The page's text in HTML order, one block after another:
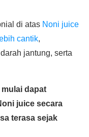
di atas Noni juice
cantik,
jantung, serta
mulai dapat
juice secara
terasa sejak